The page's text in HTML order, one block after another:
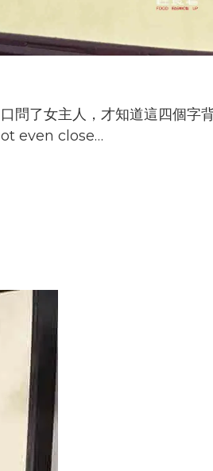
問了女主人，才知道這四個字
even close…